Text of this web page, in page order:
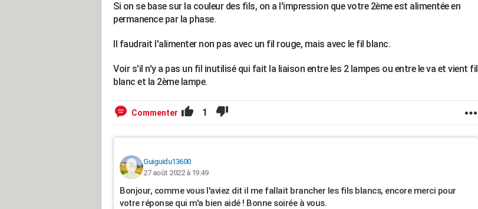
Si on se base sur la couleur des fils, on a l'impression que votre 2ème est alimentée en
permanence par la phase.
Il faudrait l'alimenter non pas avec un fil rouge, mais avec le fil blanc.
Voir s'il n'y a pas un fil inutilisé qui fait la liaison entre les 2 lampes ou entre le va et vient fil
blanc et la 2ème lampe.
Commenter 1
Guiguidu13600
27 août 2022 à 19:49
Bonjour, comme vous l'aviez dit il me fallait brancher les fils blancs, encore merci pour
votre réponse qui m'a bien aidé ! Bonne soirée à vous.